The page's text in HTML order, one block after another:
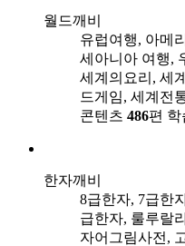
월드깨비
유럽여행, 아메
세아니아 여행,
세계의요리, 세
드게임, 세계전
콘텐츠 486편 학
한자깨비
8급한자, 7급한
급한자, 룰루랄
자어그림사전,